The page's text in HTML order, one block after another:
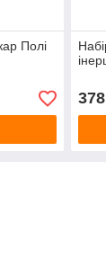
Полі
378